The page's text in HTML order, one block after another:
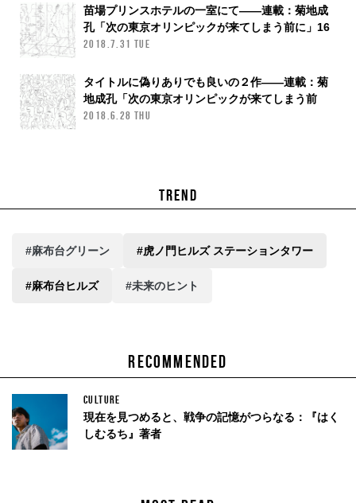
苗場プリンスホテルの一室にて——連載：菊地成
孔「次の東京オリンピックが来てしまう前に」16
2018.7.31 TUE
タイトルに偽りありでも良いの２作——連載：菊
地成孔「次の東京オリンピックが来てしまう前
に」15
2018.6.28 THU
RECOMMENDED
CULTURE
現在を見つめると、戦争の記憶がつらなる：『はく
しむるち』著者
TREND
#麻布台グリーン #虎ノ門ヒルズ ステーションタワー
#麻布台ヒルズ #未来のヒント